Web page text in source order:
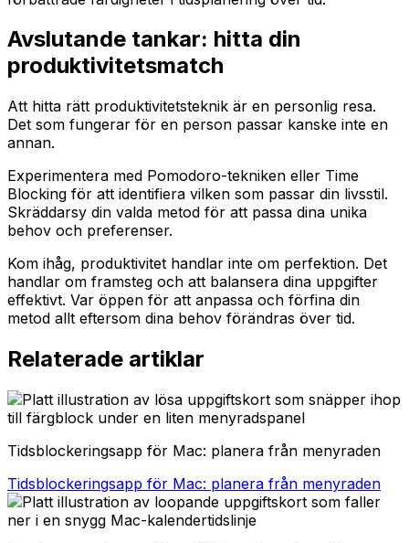
Avslutande tankar: hitta din
produktivitetsmatch
Att hitta rätt produktivitetsteknik är en personlig resa.
Det som fungerar för en person passar kanske inte en
annan.
Experimentera med Pomodoro-tekniken eller Time
Blocking för att identifiera vilken som passar din livsstil.
Skräddarsy din valda metod för att passa dina unika
behov och preferenser.
Kom ihåg, produktivitet handlar inte om perfektion. Det
handlar om framsteg och att balansera dina uppgifter
effektivt. Var öppen för att anpassa och förfina din
metod allt eftersom dina behov förändras över tid.
Relaterade artiklar
Tidsblockeringsapp för Mac: planera från menyraden
Tidsblockeringsapp för Mac: planera från menyraden